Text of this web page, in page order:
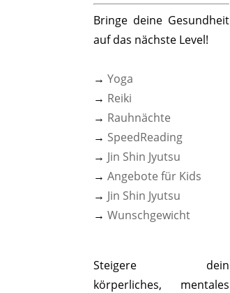
Bringe deine Gesundheit
auf das nächste Level!
→Yoga
→ Reiki
→ Rauhnächte
→ SpeedReading
→ Jin Shin Jyutsu
→Angebote für Kids
→ Jin Shin Jyutsu
→Wunschgewicht
Steigere dein
körperliches, mentales